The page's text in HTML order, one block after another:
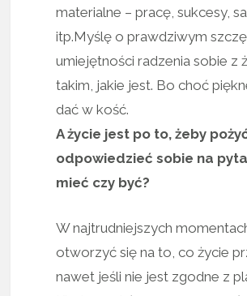
materialne – pracę, sukcesy,
itp.Myślę o prawdziwym
umiejętności radzenia sobie z
takim, jakie jest. Bo choć
dać w kość.
A życie jest po to, żeby
odpowiedzieć sobie na
mieć czy być?
W najtrudniejszych
otworzyć się na to, co życie
nawet jeśli nie jest zgodne z